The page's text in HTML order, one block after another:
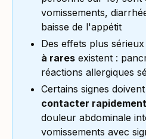
vomissements,
baisse de l'appétit
Des effets plus sérieux
à raresexistent :
réactions allergiques
Certains signes
contacter
douleur abdominale
vomissements avec